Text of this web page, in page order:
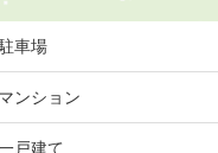
車場
ンション
戸建て